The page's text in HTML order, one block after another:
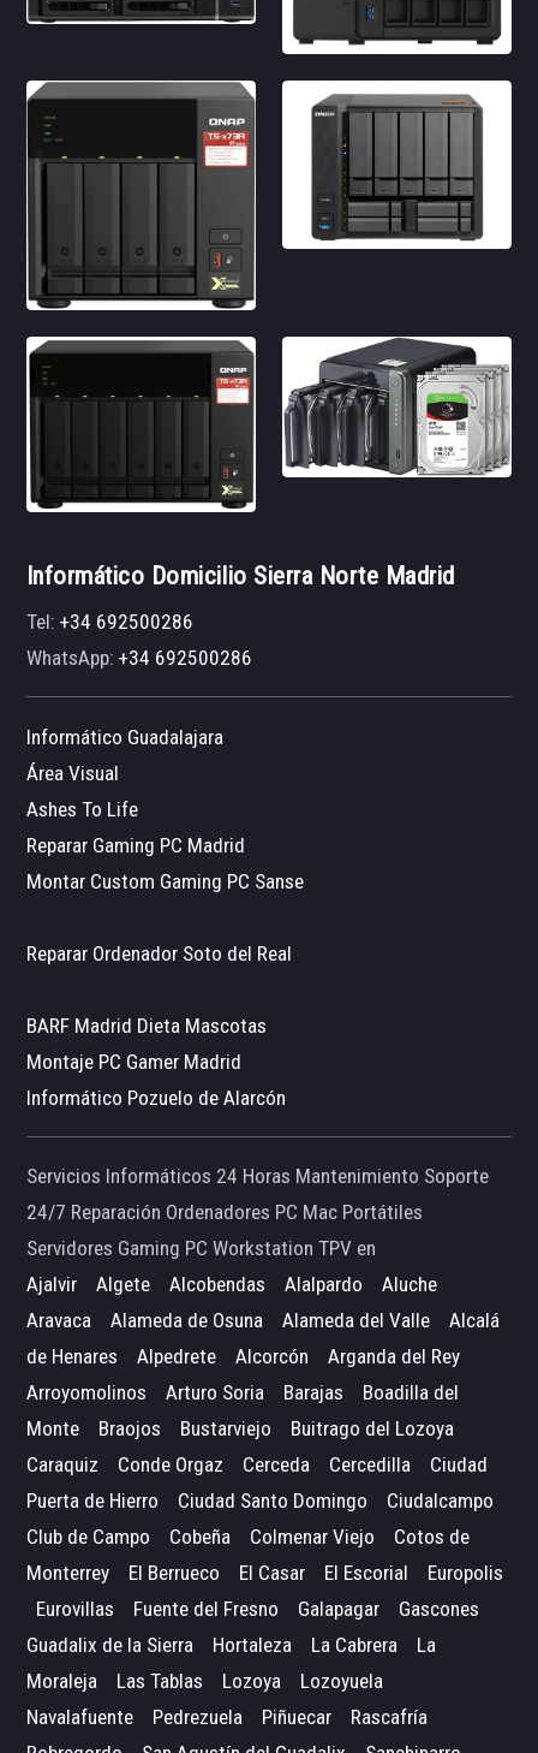
Informático Domicilio Sierra Norte Madrid
Tel:+34 692500286
WhatsApp:+34 692500286
Informático Guadalajara
Área Visual
Ashes To Life
Reparar Gaming PC Madrid
Montar Custom Gaming PC Sanse
Reparar Ordenador Soto del Real
BARF Madrid Dieta Mascotas
Montaje PC Gamer Madrid
Informático Pozuelo de Alarcón
Servicios Informáticos 24 Horas Mantenimiento Soporte
24/7 Reparación Ordenadores PC Mac Portátiles
Servidores Gaming PC Workstation TPV en
Ajalvir
Algete Alcobendas Alalpardo
Aluche
Aravaca
Alameda de Osuna Alameda del Valle
Alcalá
de Henares
Alpedrete Alcorcón
Arganda del Rey
Arroyomolinos
Arturo Soria Barajas
Boadilla del
Monte
Braojos Bustarviejo
Buitrago del Lozoya
Caraquiz
Conde Orgaz Cerceda Cercedilla
Ciudad
Puerta de Hierro
Ciudad Santo Domingo
Ciudalcampo
Club de Campo
Cobeña Colmenar Viejo
Cotos de
Monterrey
El Berrueco El Casar El Escorial
Europolis
Eurovillas
Fuente del Fresno Galapagar
Gascones
Guadalix de la Sierra
Hortaleza La Cabrera
La
Moraleja
Las Tablas Lozoya
Lozoyuela
Navalafuente
Pedrezuela Piñuecar
Rascafría